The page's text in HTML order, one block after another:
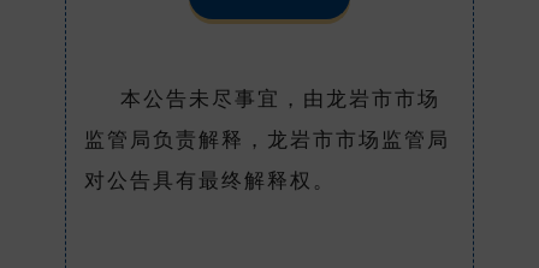
本公告未尽事宜，由龙岩市市场
监管局负责解释，龙岩市市场监管局
对公告具有最终解释权。